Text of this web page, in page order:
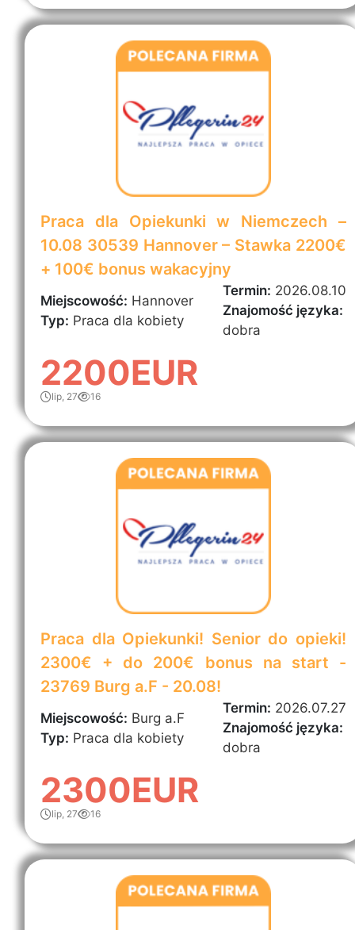
Praca dla Opiekunki w Niemczech –
10.08 30539 Hannover – Stawka 2200€
+ 100€ bonus wakacyjny
Miejscowość: Hannover
Typ: Praca dla kobiety
Termin: 2026.08.10
Znajomość języka:
dobra
2200EUR
lip, 27 16
Praca dla Opiekunki! Senior do opieki!
2300€ + do 200€ bonus na start -
23769 Burg a.F - 20.08!
Miejscowość: Burg a.F
Typ: Praca dla kobiety
Termin: 2026.07.27
Znajomość języka:
dobra
2300EUR
lip, 27 16